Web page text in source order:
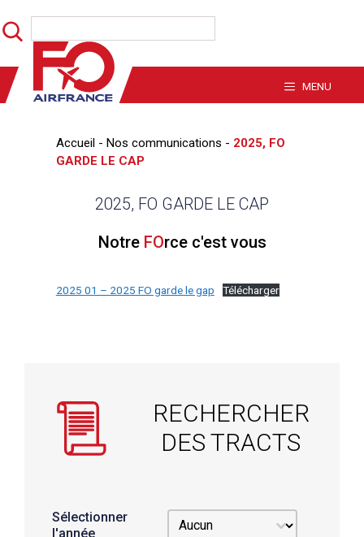
au
contenu
Rechercher
MENU
Accueil- Nos communications - 2025, FO
GARDE LE CAP
2025, FO GARDE LE CAP
Notre FOrce c'est vous
2025 01 – 2025 FO garde le gap Télécharger
RECHERCHER
DES TRACTS
Sélectionner
l'année
Sélectionner l'année
Sélectionner l'année